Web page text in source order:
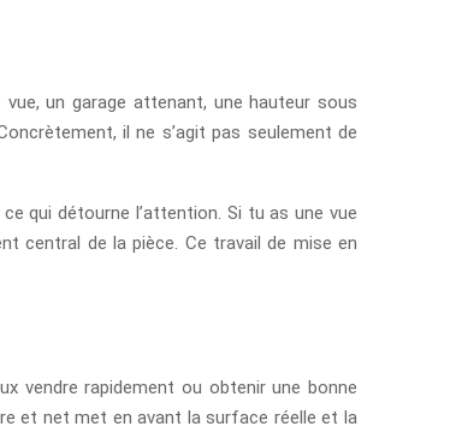
un garage attenant, une hauteur sous
il ne s’agit pas seulement de
qui détourne l’attention. Si tu as une vue
central de la pièce. Ce travail de mise en
vendre rapidement ou obtenir une bonne
et net met en avant la surface réelle et la